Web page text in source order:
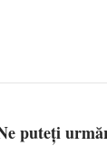
puteți